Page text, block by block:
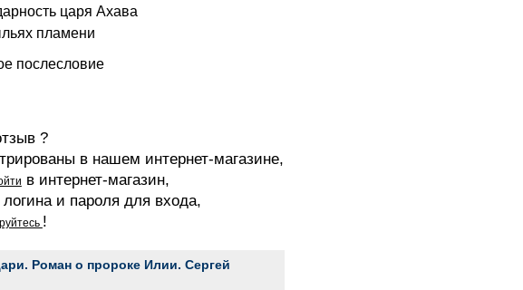
царя Ахава
пламени
послесловие
?
в нашем интернет-магазине,
в интернет-магазин,
и пароля для входа,
!
Роман о пророке Илии. Сергей